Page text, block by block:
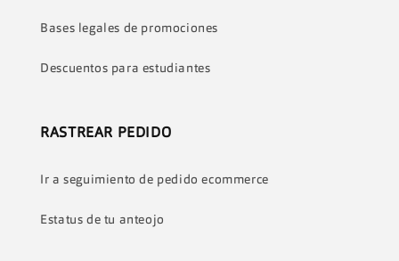
Bases legales de promociones
Descuentos para estudiantes
RASTREAR PEDIDO
Ir a seguimiento de pedido ecommerce
Estatus de tu anteojo